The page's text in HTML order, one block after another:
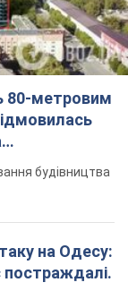
на Одесу:
постраждалі.
світу!"
цілила